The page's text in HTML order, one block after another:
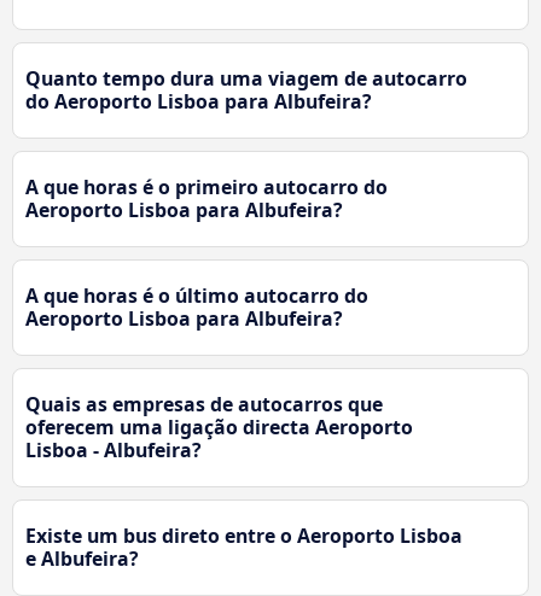
Quanto tempo dura uma viagem de autocarro
do Aeroporto Lisboa para Albufeira?
A que horas é o primeiro autocarro do
Aeroporto Lisboa para Albufeira?
A que horas é o último autocarro do
Aeroporto Lisboa para Albufeira?
Quais as empresas de autocarros que
oferecem uma ligação directa Aeroporto
Lisboa - Albufeira?
Existe um bus direto entre o Aeroporto Lisboa
e Albufeira?